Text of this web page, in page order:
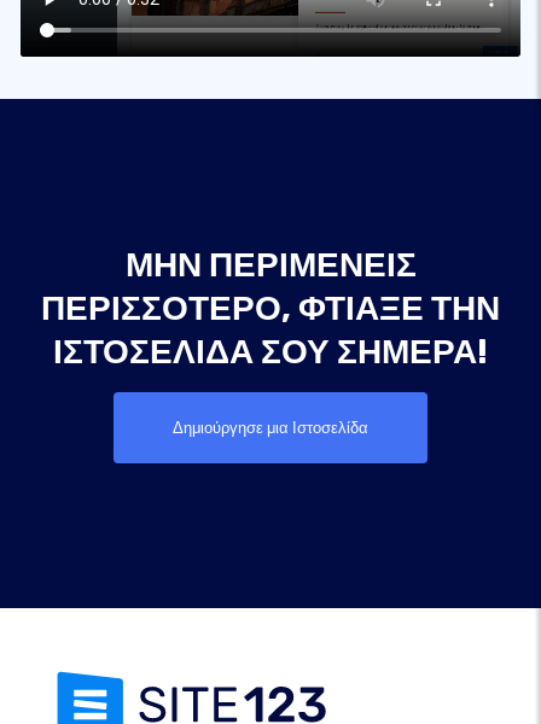
ΜΗΝ ΠΕΡΙΜΈΝΕΙΣ
ΠΕΡΙΣΣΌΤΕΡΟ, ΦΤΙΆΞΕ ΤΗΝ
ΙΣΤΟΣΕΛΊΔΑ ΣΟΥ ΣΉΜΕΡΑ!
Δημιούργησε μια Ιστοσελίδα